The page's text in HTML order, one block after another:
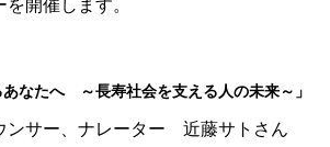
開催します。
なたへ ～長寿社会を支える人の未来～」
サー、ナレーター 近藤サトさん